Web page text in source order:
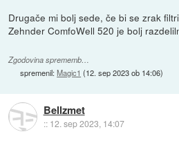
Drugače mi bolj sede, če bi se zrak
Zehnder ComfoWell 520 je bolj
Zgodovina sprememb…
spremenil:Magic1 (12. sep 2023 ob 14:06)
Bellzmet
:: 12. sep 2023, 14:07